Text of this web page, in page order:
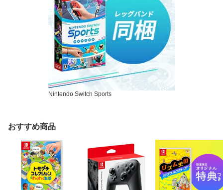
Nintendo Switch Sports
おすすめ商品